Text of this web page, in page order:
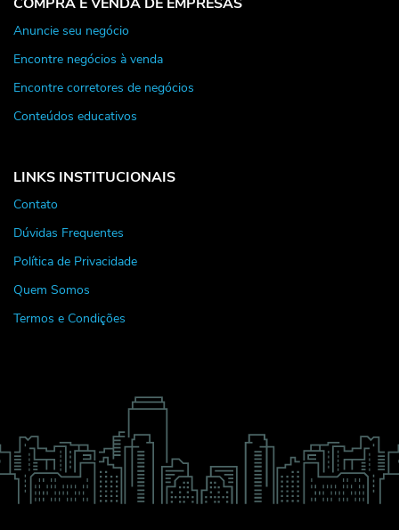
Anuncie seu negócio
Encontre negócios à venda
Encontre corretores de negócios
Conteúdos educativos
LINKS INSTITUCIONAIS
Contato
Dúvidas Frequentes
Política de Privacidade
Quem Somos
Termos e Condições